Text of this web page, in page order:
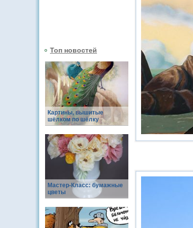
Топ новостей
Картины, вышитые
шёлком по шёлку
Мастер-Класс: бумажные
цветы